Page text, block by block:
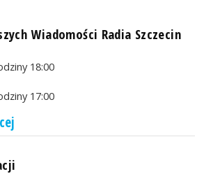
Wiadomości Radia Szczecin
18:00
17:00